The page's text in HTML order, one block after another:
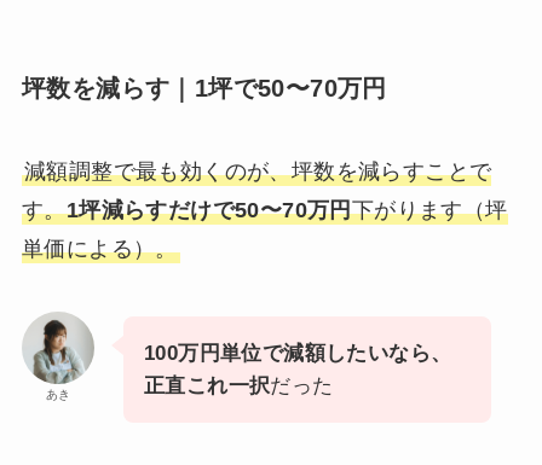
坪数を減らす｜1坪で50〜70万円
減額調整で最も効くのが、坪数を減らすことで
す。1坪減らすだけで50〜70万円下がります（坪
単価による）。
あき
100万円単位で減額したいなら、
正直これ一択だった